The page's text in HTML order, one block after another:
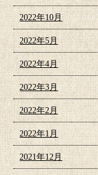
2022年10月
2022年5月
2022年4月
2022年3月
2022年2月
2022年1月
2021年12月